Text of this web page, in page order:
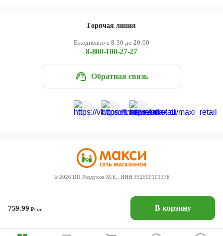
759.99 ₽/шт В корзину
Горячая линия
Ежедневно с 8:30 до 20:00
8-800-100-27-27
Обратная связь
© 2026 ИП Роздухов М.Е., ИНН 352500101378